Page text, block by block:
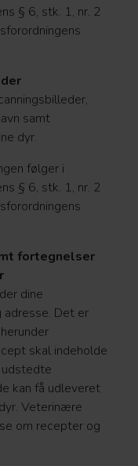
§ 6, stk. 1, nr. 2
samt
dyr.
følger i
§ 6, stk. 1, nr. 2
fortegnelser
dine
adresse. Det er
skal indeholde
kan få udleveret
Veterinære
om recepter og